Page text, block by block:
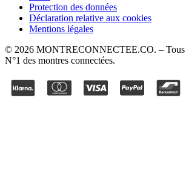
Protection des données
Déclaration relative aux cookies
Mentions légales
© 2026 MONTRECONNECTEE.CO. –
N°1 des montres connectées.